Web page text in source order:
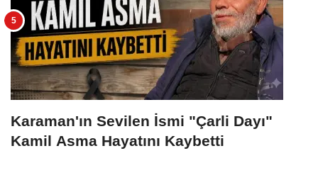
Karaman'ın Sevilen İsmi "Çarli Dayı"
Kamil Asma Hayatını Kaybetti